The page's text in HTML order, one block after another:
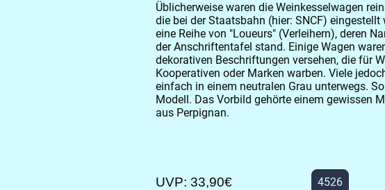
Üblicherweise waren die Weinkesselwagen
die bei der Staatsbahn (hier: SNCF) eingestellt
eine Reihe von "Loueurs" (Verleihern), deren
der Anschriftentafel stand. Einige Wagen
dekorativen Beschriftungen versehen, die für
Kooperativen oder Marken warben. Viele
einfach in einem neutralen Grau unterwegs.
Modell. Das Vorbild gehörte einem gewissen
aus Perpignan.
UVP: 33,90€ 4526